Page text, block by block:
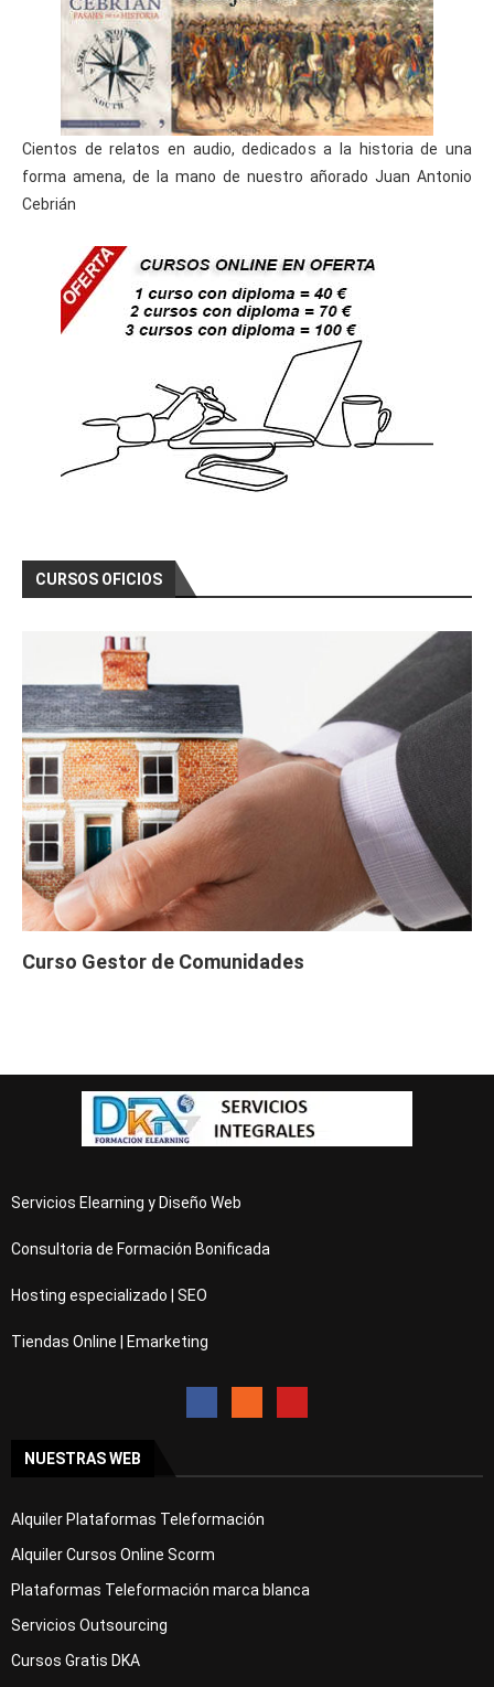
Cientos de relatos en audio, dedicados a la historia de una
forma amena, de la mano de nuestro añorado Juan Antonio
Cebrián
CURSOS OFICIOS
Curso Gestor de Comunidades
Servicios Elearning y Diseño Web
Consultoria de Formación Bonificada
Hosting especializado | SEO
Tiendas Online | Emarketing
NUESTRAS WEB
Alquiler Plataformas Teleformación
Alquiler Cursos Online Scorm
Plataformas Teleformación marca blanca
Servicios Outsourcing
Cursos Gratis DKA